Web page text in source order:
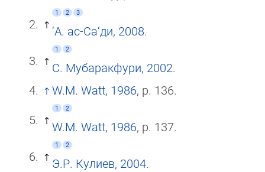
1 2 3
‘А. ас-Са‘ди, 2008.
1 2
С. Мубаракфури, 2002.
W.M. Watt, 1986, p. 136.
1 2
W.M. Watt, 1986, p. 137.
1 2
Э.Р. Кулиев, 2004.